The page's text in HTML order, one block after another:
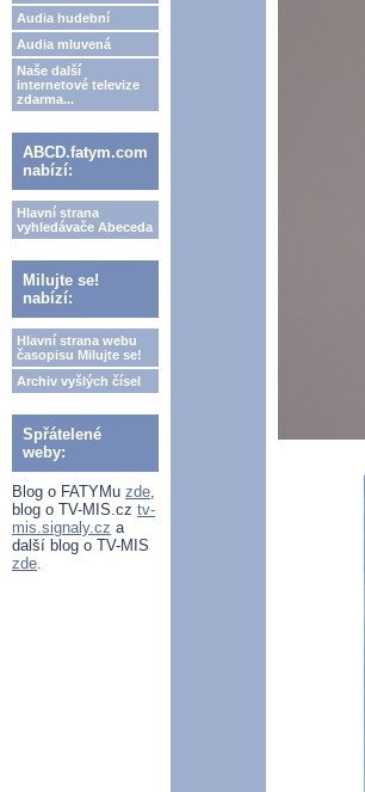
Audia hudební
Audia mluvená
Naše další
internetové televize
zdarma...
ABCD.fatym.com
nabízí:
Hlavní strana
vyhledávače Abeceda
Milujte se!
nabízí:
Hlavní strana webu
časopisu Milujte se!
Archiv vyšlých čísel
Spřátelené
weby:
Blog o FATYMu zde,
blog o TV-MIS.cz tv-
mis.signaly.cz a
další blog o TV-MIS
zde.